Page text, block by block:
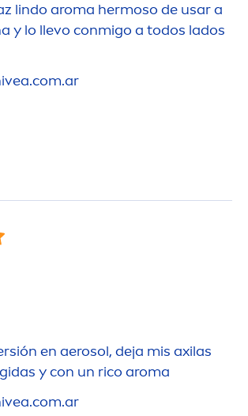
lindo aroma hermoso de usar a
y lo llevo conmigo a todos lados
.com.ar
en aerosol, deja mis axilas
y con un rico aroma
.com.ar